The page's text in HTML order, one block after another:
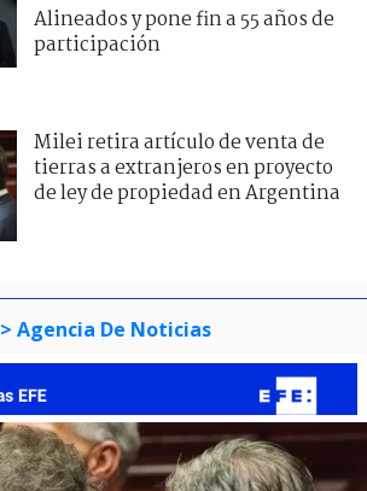
Alineados y pone fin a 55 años de
participación
Milei retira artículo de venta de
tierras a extranjeros en proyecto
de ley de propiedad en Argentina
> Agencia De Noticias